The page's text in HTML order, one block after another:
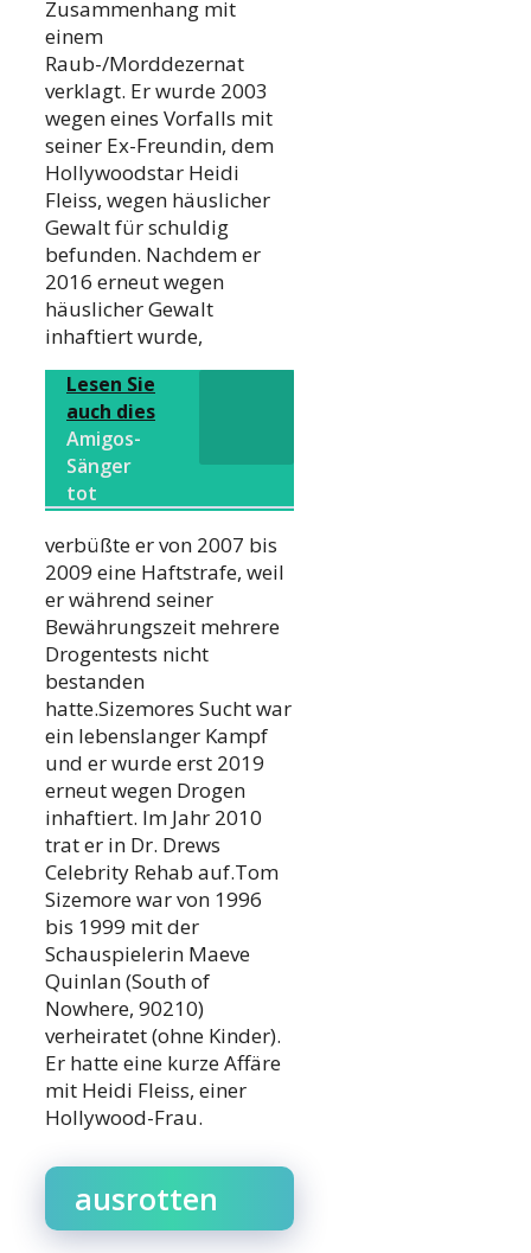
Zusammenhang mit
einem
Raub-/Morddezernat
verklagt. Er wurde 2003
wegen eines Vorfalls mit
seiner Ex-Freundin, dem
Hollywoodstar Heidi
Fleiss, wegen häuslicher
Gewalt für schuldig
befunden. Nachdem er
2016 erneut wegen
häuslicher Gewalt
inhaftiert wurde,
Lesen Sie
auch dies
Amigos-
Sänger
tot
verbüßte er von 2007 bis
2009 eine Haftstrafe, weil
er während seiner
Bewährungszeit mehrere
Drogentests nicht
bestanden
hatte.Sizemores Sucht war
ein lebenslanger Kampf
und er wurde erst 2019
erneut wegen Drogen
inhaftiert. Im Jahr 2010
trat er in Dr. Drews
Celebrity Rehab auf.Tom
Sizemore war von 1996
bis 1999 mit der
Schauspielerin Maeve
Quinlan (South of
Nowhere, 90210)
verheiratet (ohne Kinder).
Er hatte eine kurze Affäre
mit Heidi Fleiss, einer
Hollywood-Frau.
ausrotten